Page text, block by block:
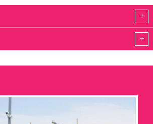
+
+